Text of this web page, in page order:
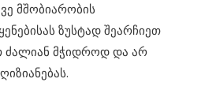
მშობიარობის
ზუსტად შეარჩიეთ
ძალიან მჭიდროდ და არ